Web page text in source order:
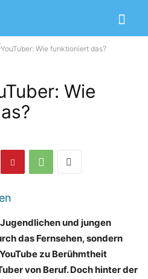
Wie funktioniert das?
Wie
und jungen
das Fernsehen, sondern
zu Berühmtheit
von Beruf. Doch hinter der